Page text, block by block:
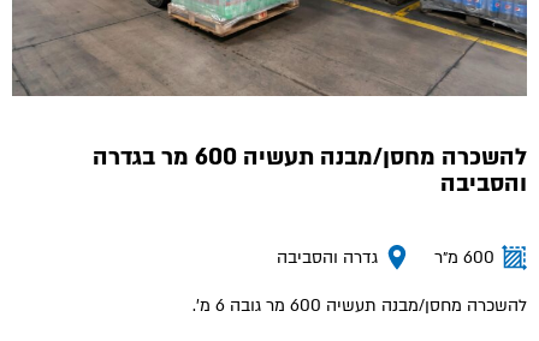
להשכרה מחסן/מבנה תעשיה 600 מר בגדרה
והסביבה
600 מ״ר גדרה והסביבה
להשכרה מחסן/מבנה תעשיה 600 מר גובה 6 מ'.